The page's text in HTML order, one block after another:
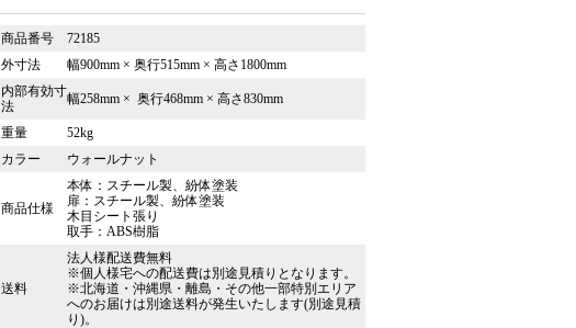
商品番号
72185
外寸法
幅900mm × 奥行515mm × 高さ1800mm
内部有効寸
法
幅258mm × 奥行468mm × 高さ830mm
重量
52kg
カラー
ウォールナット
商品仕様
本体：スチール製、紛体塗装
扉：スチール製、紛体塗装
木目シート張り
取手：ABS樹脂
送料
法人様配送費無料
※個人様宅への配送費は別途見積りとなります。
※北海道・沖縄県・離島・その他一部特別エリア
へのお届けは別途送料が発生いたします(別途見積
り)。